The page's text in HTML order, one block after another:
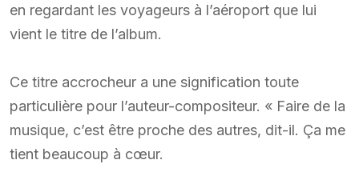
en regardant les voyageurs à l’aéroport que lui
vient le titre de l’album.
Ce titre accrocheur a une signification toute
particulière pour l’auteur-compositeur. « Faire de la
musique, c’est être proche des autres, dit-il. Ça me
tient beaucoup à cœur.